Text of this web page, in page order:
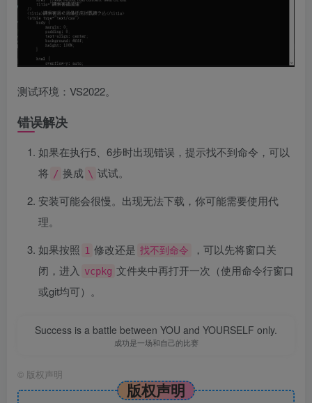
测试环境：VS2022。
错误解决
如果在执行5、6步时出现错误，提示找不到命令，可以
将 / 换成 \ 试试。
安装可能会很慢。出现无法下载，你可能需要使用代
理。
如果按照 1 修改还是 找不到命令
，可以先将窗口关
闭，进入
vcpkg 文件夹中再打开一次（使用命令行窗口
或git均可）。
Success is a battle between YOU and YOURSELF only.
成功是一场和自己的比赛
© 版权声明
版权声明